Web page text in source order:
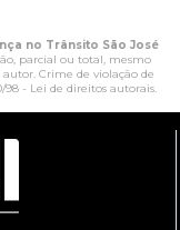
no Trânsito São José
parcial ou total, mesmo
Crime de violação de
98 - Lei de direitos autorais.